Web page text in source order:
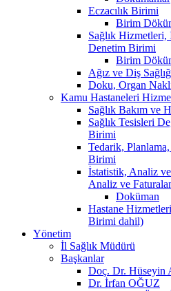
Eczacılık Birimi
Birim
Sağlık
Denetim Birimi
Birim
Ağız ve Diş
Doku, Organ
Kamu Hastaneleri
Sağlık Bakım ve
Sağlık Tesisleri
Birimi
Tedarik,
Birimi
İstatistik, Analiz
Analiz ve
Doküman
Hastane
Birimi dahil)
Yönetim
İl Sağlık Müdürü
Başkanlar
Doç. Dr. Hüseyin
Dr. İrfan OĞUZ